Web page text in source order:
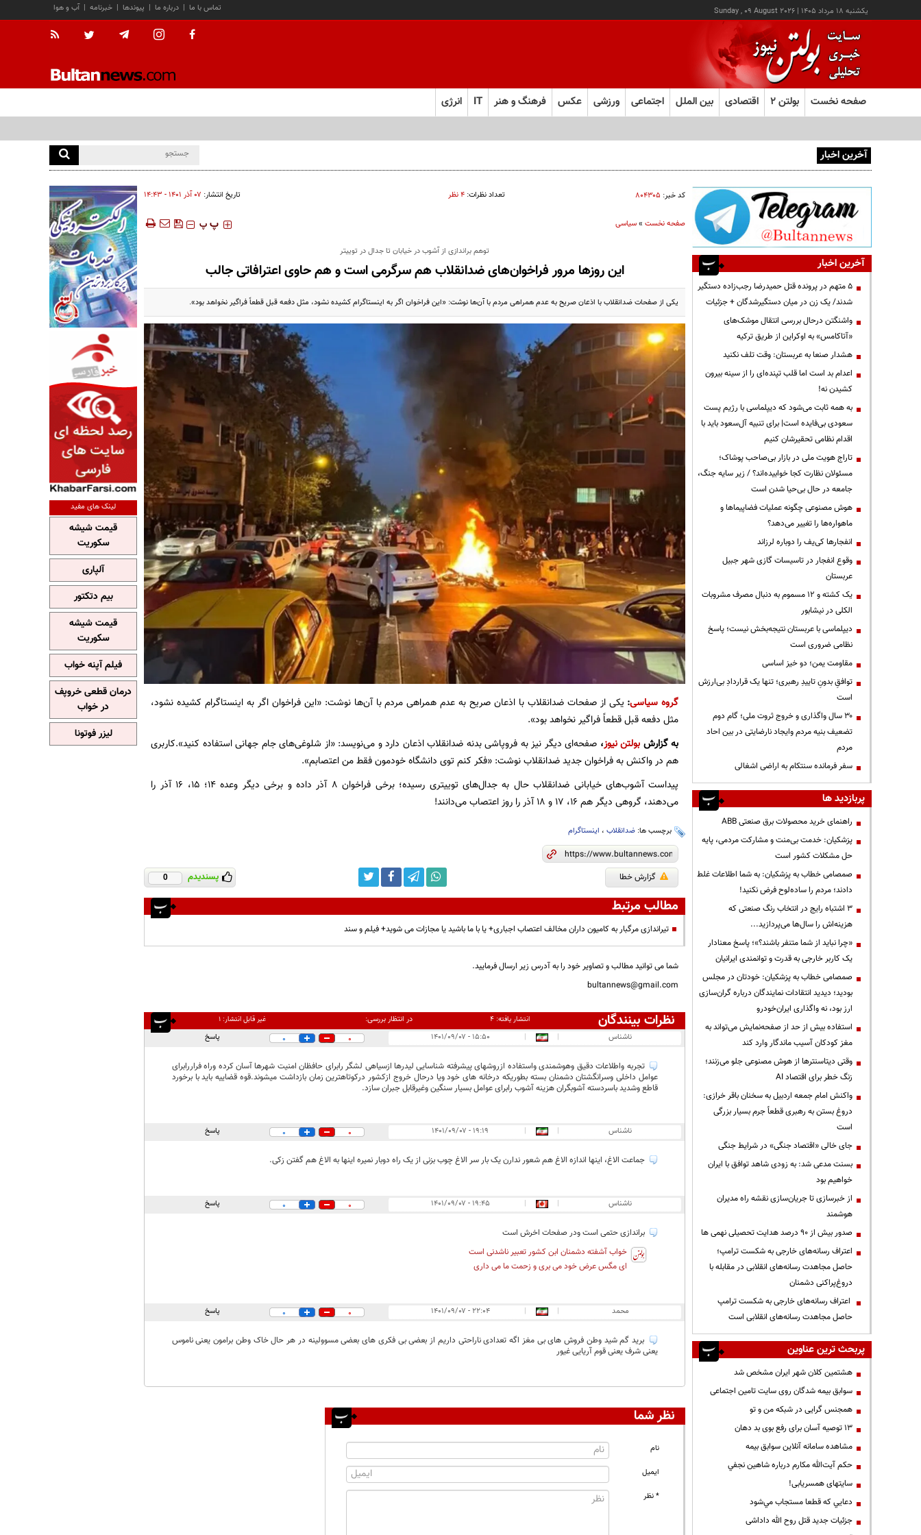
يکشنبه ۱۸ مرداد ۱۴۰۵ |
Sunday , 09 August 2026 آب و هوا | خبرنامه | پیوندها | درباره ما | تماس با ما
صفحه نخست بولتن ۲ اقتصادی بین الملل اجتماعی ورزشی عکس فرهنگ و هنر IT انرژی
آخرین اخبار
کد خبر: ۸۰۴۳۰۵ تعداد نظرات: ۴ نظر تاریخ انتشار: ۰۷ آذر ۱۴۰۱ - ۱۴:۴۳
صفحه نخست»سیاسی ‍‍‍ پ پ
توهم براندازی از آشوب در خیابان تا جدال در توییتر
این روزها مرور فراخوان‌های ضدانقلاب هم سرگرمی است و هم حاوی اعترافاتی جالب
یکی از صفحات ضدانقلاب با اذعان صریح به عدم همراهی مردم با آن‌ها نوشت: «این فراخوان اگر به اینستاگرام کشیده نشود، مثل دفعه قبل قطعاً فراگیر نخواهد بود».
گروه سیاسی: یکی از صفحات ضدانقلاب با اذعان صریح به عدم همراهی مردم با آن‌ها نوشت: «این فراخوان اگر به اینستاگرام کشیده نشود،
مثل دفعه قبل قطعاً فراگیر نخواهد بود».
به گزارش بولتن نیوز، صفحه‌ای دیگر نیز به فروپاشی بدنه ضدانقلاب اذعان دارد و می‌نویسد: «از شلوغی‌های جام جهانی استفاده کنید».کاربری
هم در واکنش به فراخوان جدید ضدانقلاب نوشت: «فکر کنم توی دانشگاه خودمون فقط من اعتصابم».
پیداست آشوب‌های خیابانی ضدانقلاب حال به جدال‌های توییتری رسیده؛ برخی فراخوان ۸ آذر داده و برخی دیگر وعده ۱۴؛ ۱۵، ۱۶ آذر را
می‌دهند، گروهی دیگر هم ۱۶، ۱۷ و ۱۸ آذر را روز اعتصاب می‌دانند!
برچسب ها: ضدانقلاب، اینستاگرام
گزارش خطا پسندیدم 0
مطالب مرتبط
تیراندازی مرگبار به کامیون داران مخالف اعتصاب اجباری+ یا با ما باشید یا مجازات می شوید+ فیلم و سند
شما می توانید مطالب و تصاویر خود را به آدرس زیر ارسال فرمایید.
bultannews@gmail.com
نظرات بینندگان انتشار یافته:۴ در انتظار بررسی: غیر قابل انتشار:۱
ناشناس |
| ۱۵:۵۰ - ۱۴۰۱/۰۹/۰۷ 0
0 پاسخ
تجربه واطلاعات دقیق وهوشمندی واستفاده ازروشهای پیشرفته شناسایی لیدرها ازسیاهی لشگر رابرای حافظان امنیت شهرها آسان کرده وراه فراررابرای
عوامل داخلی وسرانگشتان دشمنان بسته بطوریکه درخانه های خود ویا درحال خروج ازکشور درکوتاهترین زمان بازداشت میشوند.قوه قضاییه باید با برخورد
قاطع وشدید باسردسته آشوبگران هزینه آشوب رابرای عوامل بسیار سنگین وغیرقابل جبران سازد.
ناشناس |
| ۱۹:۱۹ - ۱۴۰۱/۰۹/۰۷ 0
0 پاسخ
جماعت الاغ، اینها اندازه الاغ هم شعور ندارن یک بار سر الاغ چوب بزنی از یک راه دوبار نمیره اینها به الاغ هم گفتن زکی.
ناشناس |
| ۱۹:۴۵ - ۱۴۰۱/۰۹/۰۷ 0
0 پاسخ
براندازی حتمی است ودر صفحات اخرش است
خواب آشفته دشمنان ابن کشور تعبیر ناشدنی است
ای مگس عرض خود می بری و زحمت ما می داری
محمد |
| ۲۲:۰۴ - ۱۴۰۱/۰۹/۰۷ 0
0 پاسخ
برید گم شید وطن فروش های بی مغز اگه تعدادی ناراحتی داریم از بعضی بی فکری های بعضی مسوولینه در هر حال خاک وطن برامون یعنی ناموس
یعنی شرف یعنی قوم آریایی غیور
نظر شما
نام
ایمیل
* نظر
آخرین اخبار
۵ متهم در پرونده قتل حمیدرضا رجب‌زاده دستگیر
شدند/ یک زن در میان دستگیرشدگان + جزئیات
واشنگتن درحال بررسی انتقال موشک‌های
«آتاکامس» به اوکراین از طریق ترکیه
هشدار صنعا به عربستان: وقت تلف نکنید
اعدام بد است اما قلب تپنده‌ای را از سینه بیرون
کشیدن نه!
به همه ثابت می‌شود که دیپلماسی با رژیم پست
سعودی بی‌فایده است| برای تنبیه آل‌سعود باید با
اقدام نظامی تحقیرشان کنیم
تاراج هویت ملی در بازار بی‌صاحب پوشاک؛
مسئولان نظارت کجا خوابیده‌اند؟ / زیر سایه جنگ،
جامعه در حال بی‌حیا شدن است
هوش مصنوعی چگونه عملیات فضاپیماها و
ماهواره‌ها را تغییر می‌دهد؟
انفجارها کی‌یف را دوباره لرزاند
وقوع انفجار در تاسیسات گازی شهر جبیل
عربستان
یک کشته و ۱۲ مسموم به دنبال مصرف مشروبات
الکلی در نیشابور
دیپلماسی با عربستان نتیجه‌بخش نیست؛ پاسخ
نظامی ضروری است
مقاومت یمن؛ دو خیز اساسی
توافقِ بدونِ تاییدِ رهبری؛ تنها یک قراردادِ بی‌ارزش
است
۳۰ سال واگذاری و خروج ثروت ملی؛ گام دوم
تضعیف بنیه مردم وایجاد نارضایتی در بین احاد
مردم
سفر فرمانده سنتکام به اراضی اشغالی
پربازدید ها
راهنمای خرید محصولات برق صنعتی ABB
پزشکیان: خدمت بی‌منت و مشارکت مردمی، پایه
حل مشکلات کشور است
صمصامی خطاب به پزشکیان: به شما اطلاعات غلط
دادند؛ مردم را ساده‌لوح فرض نکنید!
3 اشتباه رایج در انتخاب رنگ صنعتی که
هزینه‌اش را سال‌ها می‌پردازید...
«چرا نباید از شما متنفر باشند؟»؛ پاسخ معنادار
یک کاربر خارجی به قدرت و توانمندی ایرانیان
صمصامی خطاب به پزشکیان: خودتان در مجلس
بودید؛ دیدید انتقادات نمایندگان درباره گران‌سازی
ارز بود، نه واگذاری ایران‌خودرو
استفاده بیش از حد از صفحه‌نمایش می‌تواند به
مغز کودکان آسیب ماندگار وارد کند
وقتی دیتاسنترها از هوش مصنوعی جلو می‌زنند؛
زنگ خطر برای اقتصاد AI
واکنش امام جمعه اردبیل به سخنان باقر خرازی:
دروغ بستن به رهبری قطعاً جرم بسیار بزرگی
است
جای خالی «اقتصاد جنگی» در شرایط جنگی
بسنت مدعی شد: به زودی شاهد توافق با ایران
خواهیم بود
از خبرسازی تا جریان‌سازی نقشه راه مدیران
هوشمند
صدور بیش از ۹۰ درصد هدایت تحصیلی نهمی ها
اعتراف رسانه‌های خارجی به شکست ترامپ؛
حاصل مجاهدت رسانه‌های انقلابی در مقابله با
دروغ‌پراکنی دشمنان
اعتراف رسانه‌های خارجی به شکست ترامپ
حاصل مجاهدت رسانه‌های انقلابی است
پربحث ترین عناوین
هشتمین کلان شهر ایران مشخص شد
سوابق بیمه شدگان روی سایت تامین اجتماعی
همجنس گرایی در شبکه من و تو
13 توصیه آسان برای رفع بوی بد دهان
مشاهده سامانه آنلاين سوابق بیمه
حكم آيت‌الله مكارم درباره شاهين نجفي
سایتهای همسریابی!
دعايي كه قطعا مستجاب مي‌شود
جزئیات جدید قتل روح الله داداشی
لینک های مفید
قیمت شیشه
سکوریت
آلپاری
بیم دتکتور
قیمت شیشه
سکوریت
فیلم آپنه خواب
درمان قطعی خروپف
در خواب
لیزر فوتونا